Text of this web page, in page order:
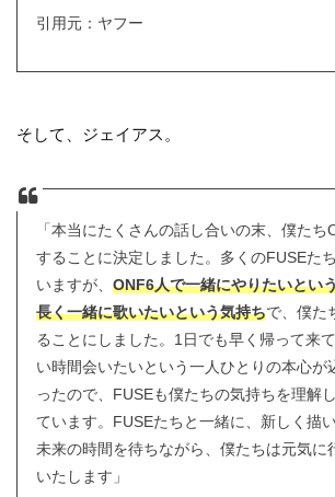
引用元：ヤフー
そして、ジェイアス。
「本当にたくさんの話し合いの末、僕た
することに決定しました。多くのFUSEた
いますが、 ONF6人で一緒にやりたいとい
長く一緒に歌いたいという気持ちで、僕た
ることにしました。1日でも早く帰って来
い時間会いたいという一人ひとりの本心が
ったので、FUSEも僕たちの気持ちを理解
ています。FUSEたちと一緒に、新しく描
未来の時間を待ちながら、僕たちは元気に
いたします」